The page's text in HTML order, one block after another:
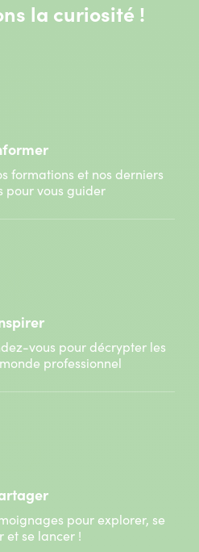
la curiosité !
formations et nos derniers
pour vous guider
vous pour décrypter les
professionnel
pour explorer, se
et se lancer !